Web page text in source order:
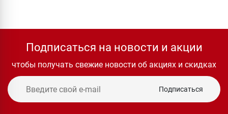
Подписаться на новости и акции
чтобы получать свежие новости об акциях и скидках
Подписаться